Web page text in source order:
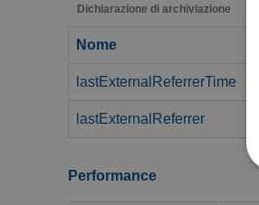
Dichiarazione di archiviazione
Nome
lastExternalReferrerTime
lastExternalReferrer
Performance